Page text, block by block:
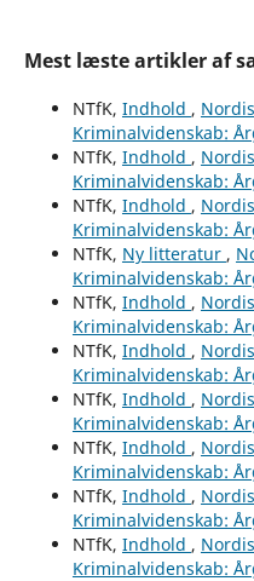
Mest læste artikler af
NTfK, Indhold ,
Kriminalvidenskab:
NTfK, Indhold ,
Kriminalvidenskab:
NTfK, Indhold ,
Kriminalvidenskab:
NTfK, Ny litteratur ,
Kriminalvidenskab:
NTfK, Indhold ,
Kriminalvidenskab:
NTfK, Indhold ,
Kriminalvidenskab:
NTfK, Indhold ,
Kriminalvidenskab:
NTfK, Indhold ,
Kriminalvidenskab:
NTfK, Indhold ,
Kriminalvidenskab:
NTfK, Indhold ,
Kriminalvidenskab: